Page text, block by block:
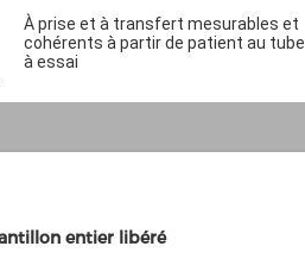
À prise et à transfert mesurables et
cohérents à partir de patient au tube
à essai
entier libéré